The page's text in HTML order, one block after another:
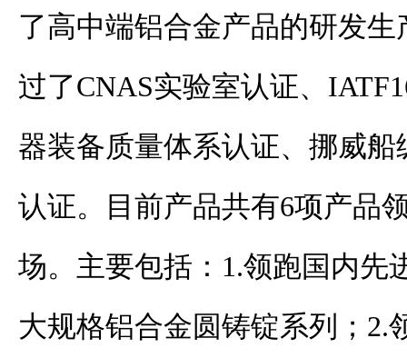
了高中端铝合金产品的研发
过了CNAS实验室认证、
器装备质量体系认证、挪威船
认证。目前产品共有6项产品
场。主要包括： 1.领跑国内先
大规格铝合金圆铸锭系列； 2.